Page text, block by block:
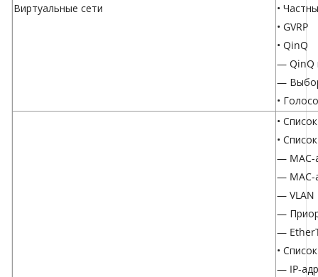
Виртуальные сети
•
• GVRP
• QinQ
— QinQ
—
•
•
•
— MAC-
— MAC-
— VLAN
—
—
•
— IP-